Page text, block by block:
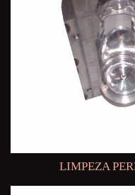
LIMPEZA